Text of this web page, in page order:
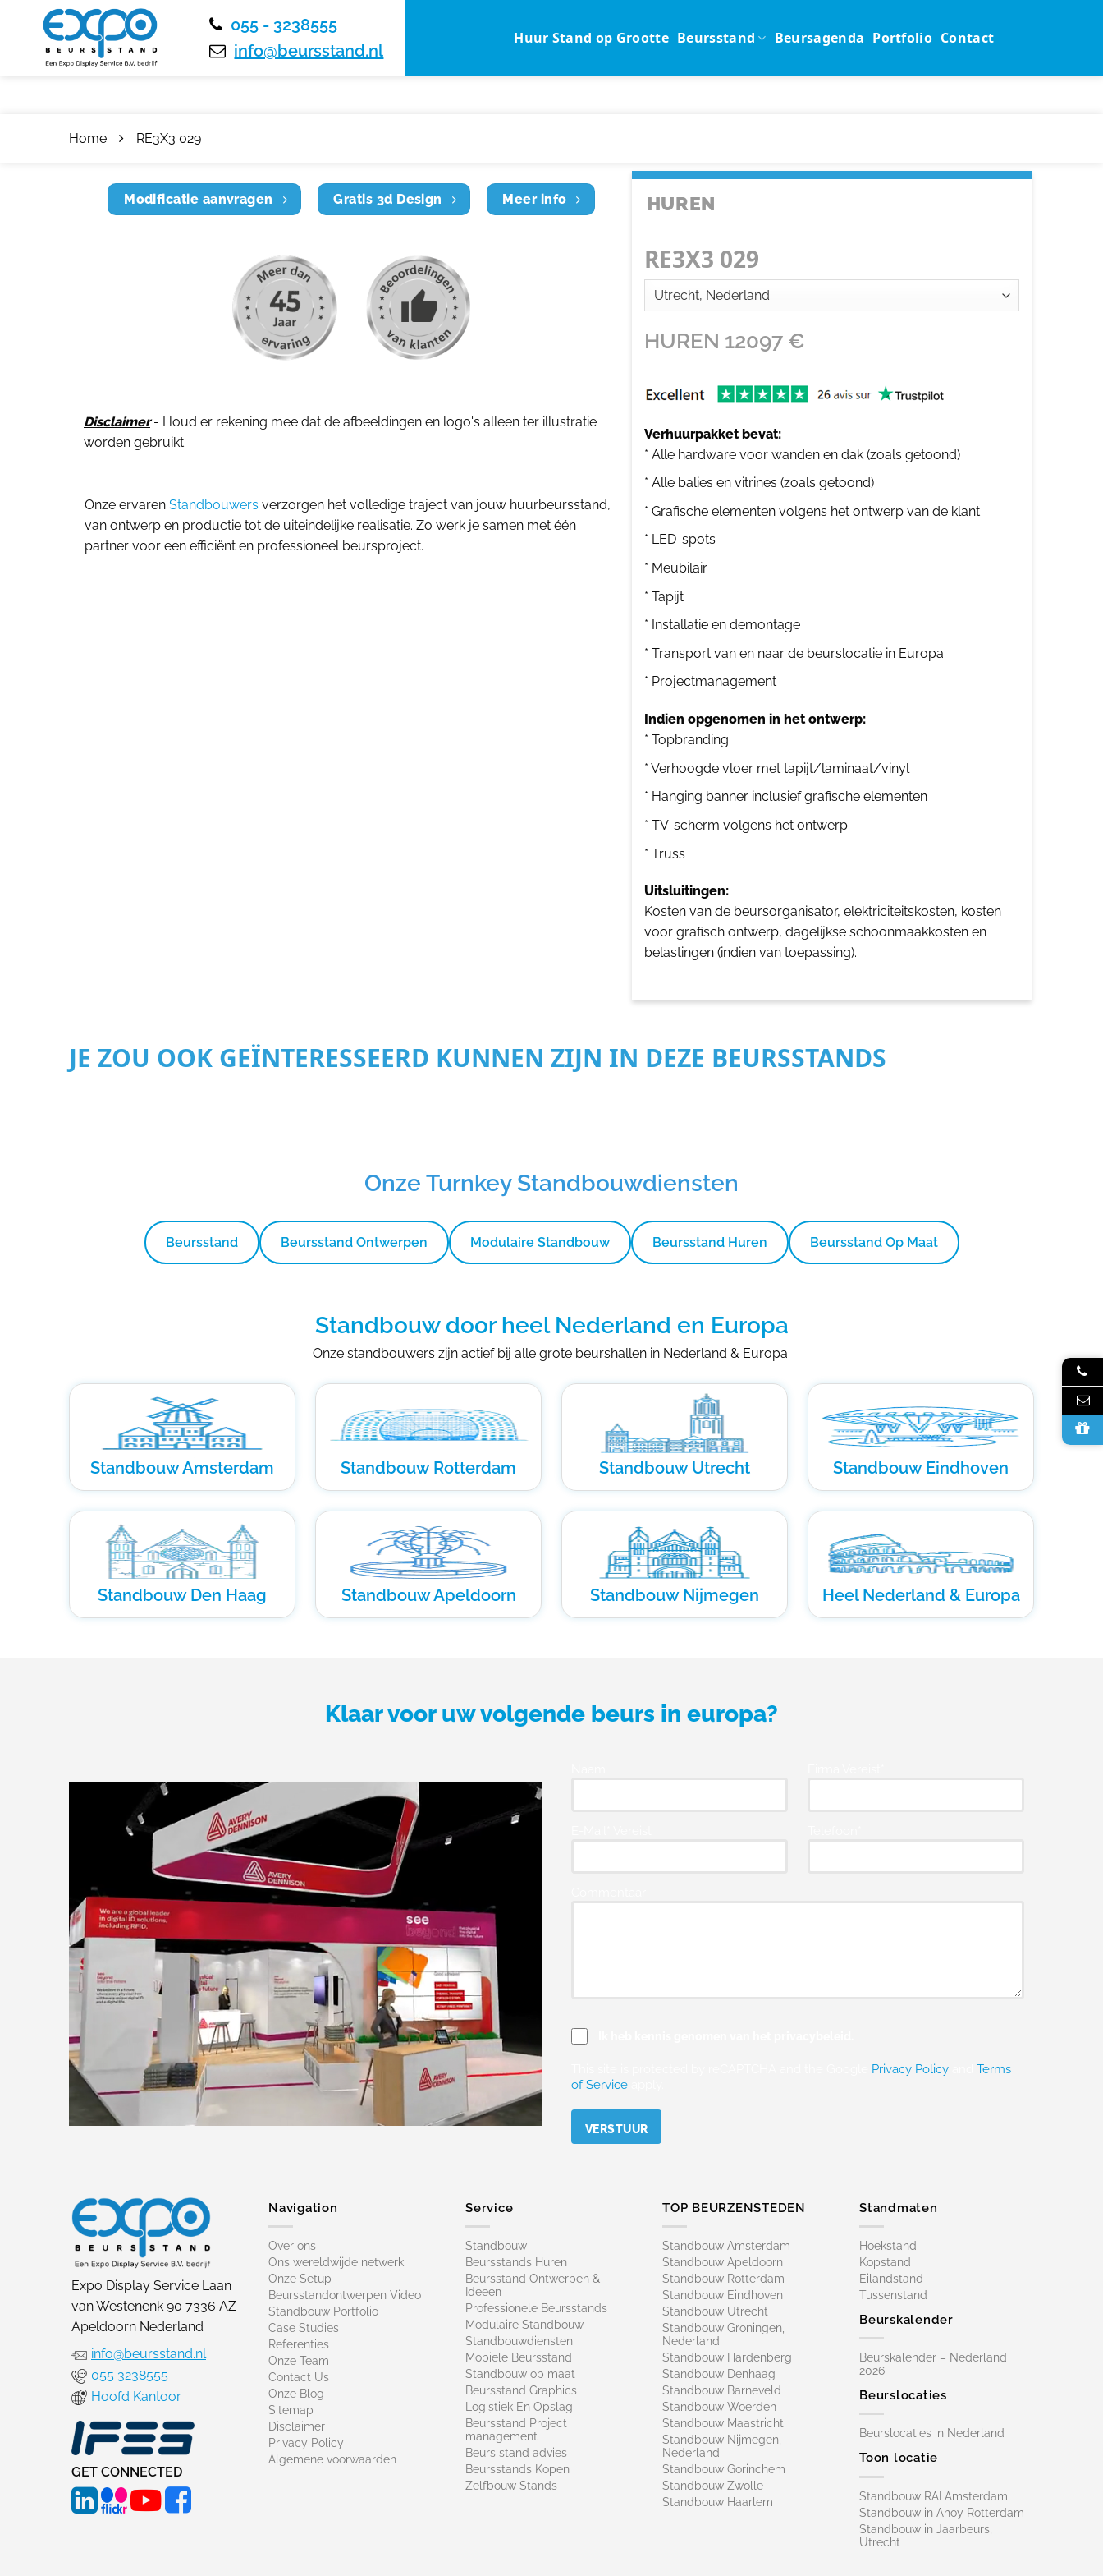
055 - 3238555
info@beursstand.nl
Huur Stand op Grootte Beursstand Beursagenda Portfolio Contact
Home RE3X3 029
Modificatie aanvragen Gratis 3d Design Meer info
Disclaimer- Houd er rekening mee dat de afbeeldingen en logo's alleen ter illustratie
worden gebruikt.
Onze ervaren Standbouwers verzorgen het volledige traject van jouw huurbeursstand,
van ontwerp en productie tot de uiteindelijke realisatie. Zo werk je samen met één
partner voor een efficiënt en professioneel beursproject.
HUREN
RE3X3 029
HUREN 12097€
Verhuurpakket bevat:
* Alle hardware voor wanden en dak (zoals getoond)
* Alle balies en vitrines (zoals getoond)
* Grafische elementen volgens het ontwerp van de klant
* LED-spots
* Meubilair
* Tapijt
* Installatie en demontage
* Transport van en naar de beurslocatie in Europa
* Projectmanagement
Indien opgenomen in het ontwerp:
* Topbranding
* Verhoogde vloer met tapijt/laminaat/vinyl
* Hanging banner inclusief grafische elementen
* TV-scherm volgens het ontwerp
* Truss
Uitsluitingen:
Kosten van de beursorganisator, elektriciteitskosten, kosten
voor grafisch ontwerp, dagelijkse schoonmaakkosten en
belastingen (indien van toepassing).
JE ZOU OOK GEÏNTERESSEERD KUNNEN ZIJN IN DEZE BEURSSTANDS
Onze Turnkey Standbouwdiensten
Beursstand Beursstand Ontwerpen Modulaire Standbouw Beursstand Huren Beursstand Op Maat
Standbouw door heel Nederland en Europa
Onze standbouwers zijn actief bij alle grote beurshallen in Nederland & Europa.
Standbouw Amsterdam Standbouw Rotterdam Standbouw Utrecht Standbouw Eindhoven
Standbouw Den Haag Standbouw Apeldoorn Standbouw Nijmegen Heel Nederland & Europa
Klaar voor uw volgende beurs in europa?
Privacy Policy
Terms
of Service
Expo Display Service Laan
van Westenenk 90 7336 AZ
Apeldoorn Nederland
info@beursstand.nl
055 3238555
Hoofd Kantoor
GET CONNECTED
Navigation
Over ons
Ons wereldwijde netwerk
Onze Setup
Beursstandontwerpen Video
Standbouw Portfolio
Case Studies
Referenties
Onze Team
Contact Us
Onze Blog
Sitemap
Disclaimer
Privacy Policy
Algemene voorwaarden
Service
Standbouw
Beursstands Huren
Beursstand Ontwerpen &
Ideeën
Professionele Beursstands
Modulaire Standbouw
Standbouwdiensten
Mobiele Beursstand
Standbouw op maat​
Beursstand Graphics
Logistiek En Opslag
Beursstand Project
management
Beurs stand advies
Beursstands Kopen
Zelfbouw Stands
TOP BEURZENSTEDEN
Standbouw Amsterdam
Standbouw Apeldoorn
Standbouw Rotterdam
Standbouw Eindhoven
Standbouw Utrecht
Standbouw Groningen,
Nederland
Standbouw Hardenberg
Standbouw Denhaag
Standbouw Barneveld
Standbouw Woerden
Standbouw Maastricht
Standbouw Nijmegen,
Nederland
Standbouw Gorinchem
Standbouw Zwolle
Standbouw Haarlem
Standmaten
Hoekstand
Kopstand
Eilandstand
Tussenstand
Beurskalender
Beurskalender – Nederland
2026
Beurslocaties
Beurslocaties in Nederland
Toon locatie
Standbouw RAI Amsterdam
Standbouw in Ahoy Rotterdam
Standbouw in Jaarbeurs,
Utrecht